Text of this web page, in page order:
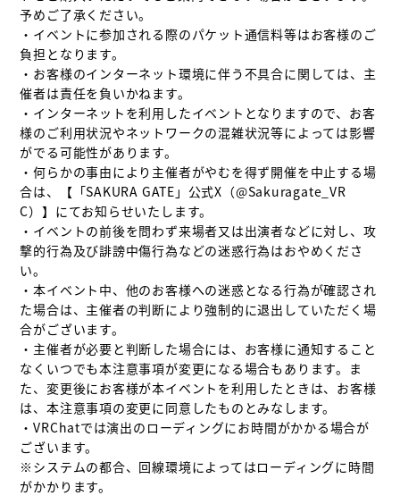
予めご了承ください。
・イベントに参加される際のパケット通信料等はお客様のご
負担となります。
・お客様のインターネット環境に伴う不具合に関しては、主
催者は責任を負いかねます。
・インターネットを利用したイベントとなりますので、お客
様のご利用状況やネットワークの混雑状況等によっては影響
がでる可能性があります。
・何らかの事由により主催者がやむを得ず開催を中止する場
合は、【「SAKURA GATE」公式X（@Sakuragate_VR
C）】にてお知らせいたします。
・イベントの前後を問わず来場者又は出演者などに対し、攻
撃的行為及び誹謗中傷行為などの迷惑行為はおやめくださ
い。
・本イベント中、他のお客様への迷惑となる行為が確認され
た場合は、主催者の判断により強制的に退出していただく場
合がございます。
・主催者が必要と判断した場合には、お客様に通知すること
なくいつでも本注意事項が変更になる場合もあります。ま
た、変更後にお客様が本イベントを利用したときは、お客様
は、本注意事項の変更に同意したものとみなします。
・VRChatでは演出のローディングにお時間がかかる場合が
ございます。
※システムの都合、回線環境によってはローディングに時間
がかかります。